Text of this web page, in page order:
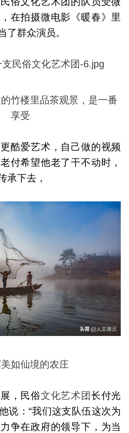
在拍摄微电影《暖春》里
了群众演员。
竹楼里品茶观景，是一番
享受
酷爱艺术，自己做的视频
付希望他老了干不动时，
承下去，
如仙境的农庄
，民俗文化艺术团长付光
说：“我们这支队伍这次为
争在政府的领导下，为当